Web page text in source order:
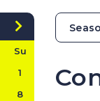
Su
1
8